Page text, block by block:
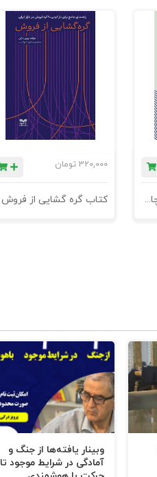
کتاب بازاریابی رفتاری - چاپ سوم
320,000 تومان
کتاب گره گشایی از فروش
وبینار یافته‌ها از جنگ و
آمادگی در شرایط موجود تا